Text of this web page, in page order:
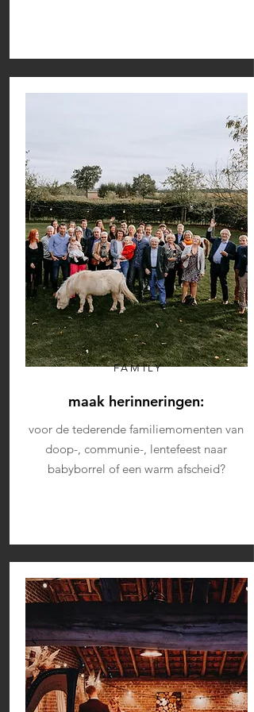
FAMILY
maak herinneringen:
voor de tederende familiemomenten van
doop-, communie-, lentefeest naar
babyborrel of een warm afscheid?